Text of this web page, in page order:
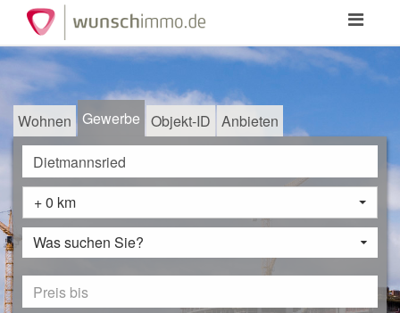
Toggle
Wohnen Gewerbe Objekt-ID Anbieten
+ 0 km
Was suchen Sie?